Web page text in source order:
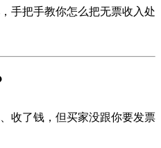
手把手教你怎么把无票收入处
收了钱，但买家没跟你要发票